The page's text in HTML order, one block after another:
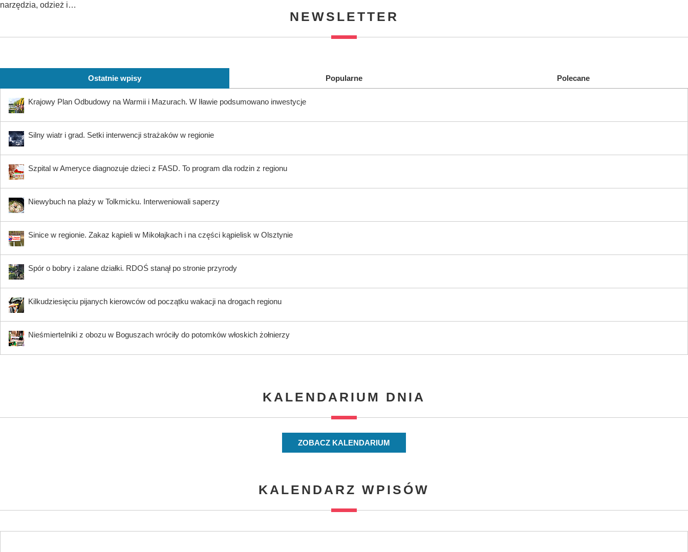
narzędzia, odzież i…
NEWSLETTER
Ostatnie wpisy Popularne Polecane
Krajowy Plan Odbudowy na Warmii i Mazurach. W Iławie podsumowano inwestycje
Silny wiatr i grad. Setki interwencji strażaków w regionie
Szpital w Ameryce diagnozuje dzieci z FASD. To program dla rodzin z regionu
Niewybuch na plaży w Tolkmicku. Interweniowali saperzy
Sinice w regionie. Zakaz kąpieli w Mikołajkach i na części kąpielisk w Olsztynie
Spór o bobry i zalane działki. RDOŚ stanął po stronie przyrody
Kilkudziesięciu pijanych kierowców od początku wakacji na drogach regionu
Nieśmiertelniki z obozu w Boguszach wróciły do potomków włoskich żołnierzy
KALENDARIUM DNIA
ZOBACZ KALENDARIUM
KALENDARZ WPISÓW